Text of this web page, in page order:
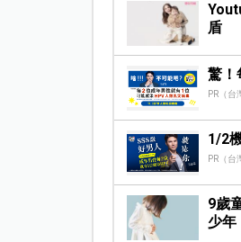
盾
驚！
PR（台
1/2
PR（台
9歲
少年